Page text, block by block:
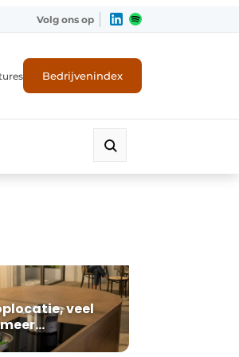
Volg ons op
Bedrijvenindex
veel